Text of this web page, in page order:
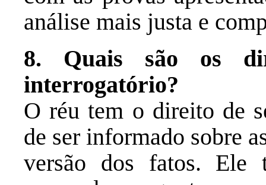
análise mais justa e
8. Quais são os
interrogatório?
O réu tem o direito de
de ser informado sobre
versão dos fatos. Ele